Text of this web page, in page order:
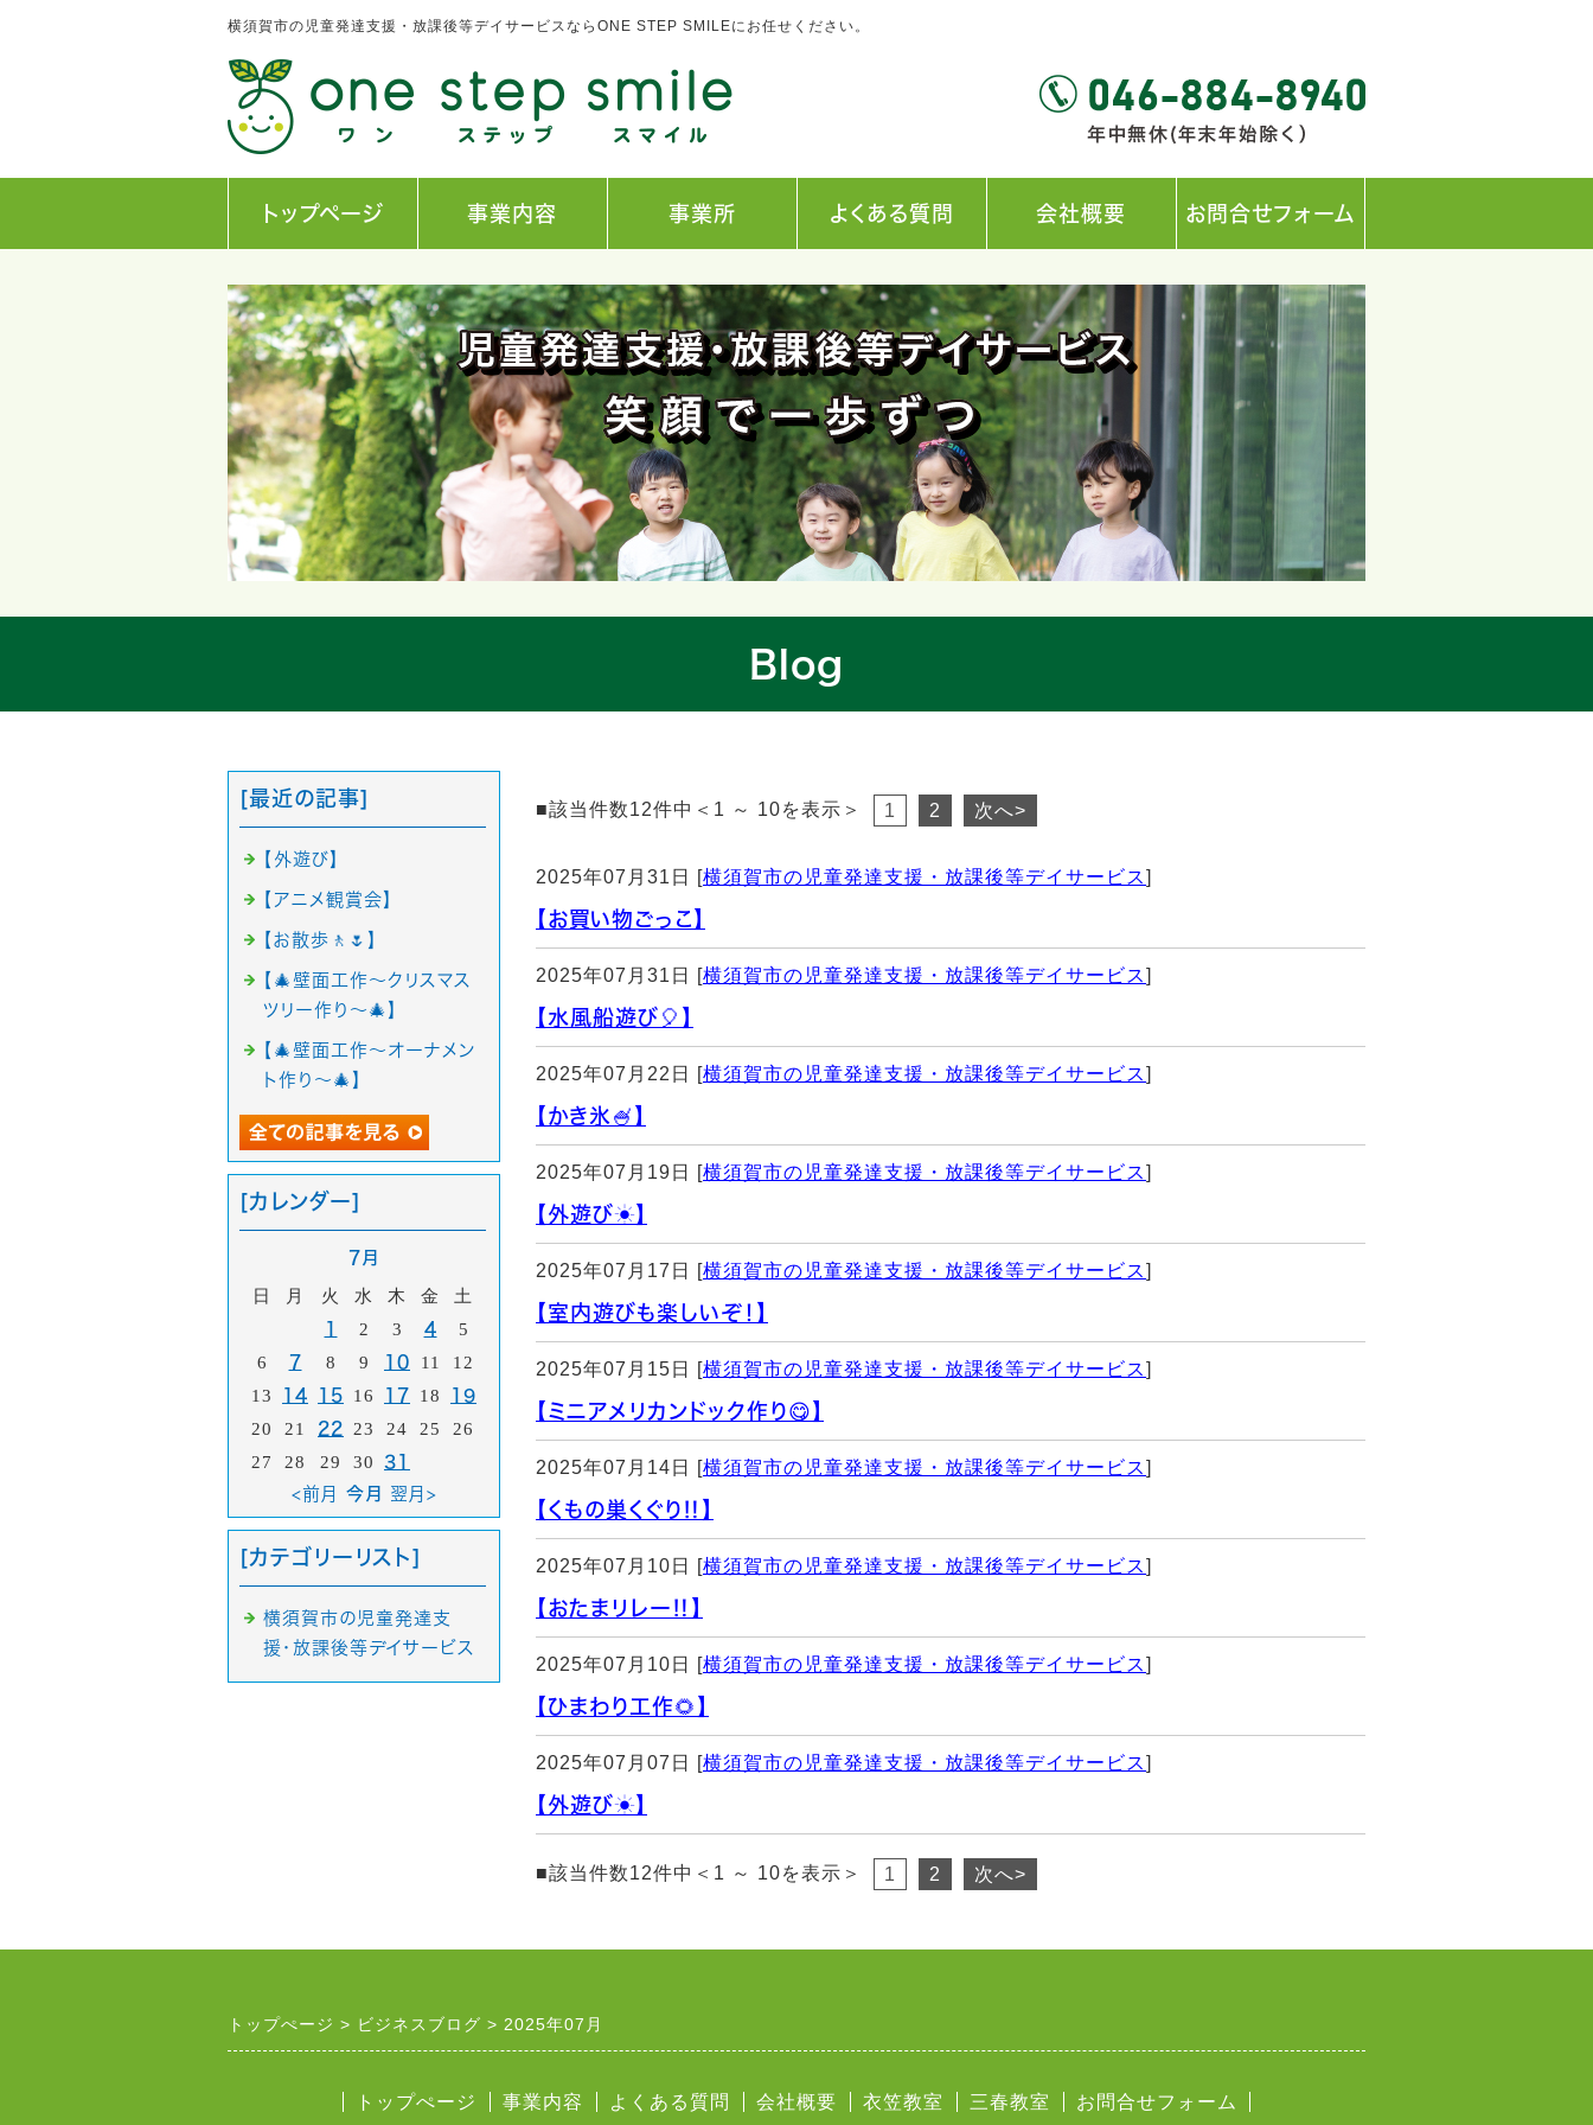
横須賀市の児童発達支援・放課後等デイサービスならONE STEP SMILEにお任せください。
トップページ 事業内容 事業所 よくある質問 会社概要 お問合せフォーム
Blog
■該当件数12件中＜1 ～ 10を表示＞ 1 2 次へ>
2025年07月31日 [横須賀市の児童発達支援・放課後等デイサービス]
【お買い物ごっこ】
2025年07月31日 [横須賀市の児童発達支援・放課後等デイサービス]
【水風船遊び🎈】
2025年07月22日 [横須賀市の児童発達支援・放課後等デイサービス]
【かき氷🍧】
2025年07月19日 [横須賀市の児童発達支援・放課後等デイサービス]
【外遊び☀️】
2025年07月17日 [横須賀市の児童発達支援・放課後等デイサービス]
【室内遊びも楽しいぞ！】
2025年07月15日 [横須賀市の児童発達支援・放課後等デイサービス]
【ミニアメリカンドック作り😋】
2025年07月14日 [横須賀市の児童発達支援・放課後等デイサービス]
【くもの巣くぐり‼️】
2025年07月10日 [横須賀市の児童発達支援・放課後等デイサービス]
【おたまリレー‼️】
2025年07月10日 [横須賀市の児童発達支援・放課後等デイサービス]
【ひまわり工作🌻】
2025年07月07日 [横須賀市の児童発達支援・放課後等デイサービス]
【外遊び☀️】
■該当件数12件中＜1 ～ 10を表示＞ 1 2 次へ>
[最近の記事]
【外遊び】
【アニメ観賞会】
【お散歩🚶🌷】
【🎄壁面工作〜クリスマス
ツリー作り〜🎄】
【🎄壁面工作〜オーナメン
ト作り〜🎄】
[カレンダー]
7月
日 月 火 水 木 金 土
1 2 3 4
5
6
7 8 9 10 11
12
13
14 15 16 17 18 19
20 21 22 23 24 25
26
27
28 29 30
31
<前月
今月 翌月>
[カテゴリーリスト]
横須賀市の児童発達支
援・放課後等デイサービス
トップぺージ ビジネスブログ 2025年07月
トップぺージ 事業内容 よくある質問 会社概要 衣笠教室 三春教室 お問合せフォーム